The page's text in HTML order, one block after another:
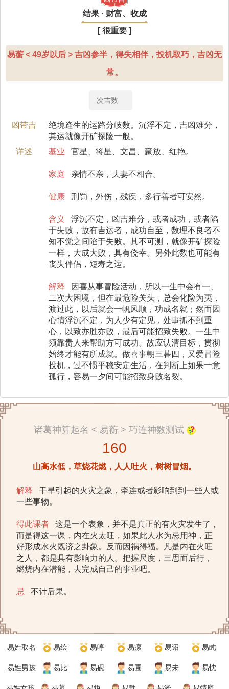
结果 · 财富、收成
[ 很重要 ]
易蘅 < 49岁以后 > 吉凶参半，得失相伴，投机取巧，吉凶无
常。
次吉数
凶带吉
绝境逢生的运路分岐数。沉浮不定，吉凶难分，
其运就像开矿探险一般。
详述
基业 官星、将星、文昌、豪放、红艳。
家庭 亲情不亲，夫妻不相合。
健康 刑罚，外伤，残疾，多行善者可安然。
含义
浮沉不定，凶吉难分，或者成功，或者陷
于失败，故有吉运者，成功自至，数理不良者不
知不觉之间陷于失败。其不可测，就像开矿探险
一样，大成大败，具有侥幸。另外此数也可能有
丧失伴侣，短寿之运。
解释
因喜从事冒险活动，所以一生中会有一、
二次大困境，但在最危险关头，总会化险为夷，
渡过此，以后就会一帆风顺，功成名就；然而因
心情浮沉不定，为人少有定见，处事抓不到重
心，以致亦胜亦败，最后可能招致失败。一生中
须靠贵人来帮助方可成功。故应认清目标，贯彻
始终才能有所成就。做喜事朝三暮四，又爱冒险
投机，过不惯平稳安定生活，在判断上如果一意
孤行，容易一夕间可能招致身败名裂。
诸葛神算起名 < 易蘅 > 巧连神数测试
160
山高水低，草烧花燃，人人吐火，树树冒烟。
解释
干旱引起的火灾之象，牵连或者影响到到一些人或
一些事物。
得此课者
这是一个表象，并不是真正的有火灾发生了，
而是得这一课，内在火太旺，如果此人水为忌用神，正
好形成水火既济之卦象。反而因祸得福。凡是内在火旺
之人，都是具有影响力的人。把握尺度，三思而后行，
燃烧内在潜能，去完成自己的事业吧。
忌 不计后果。
易姓取名 易绘 易哼 易瘰 易诏 易盹
易姓男孩 易比 易砚 易圃 易未 易忱